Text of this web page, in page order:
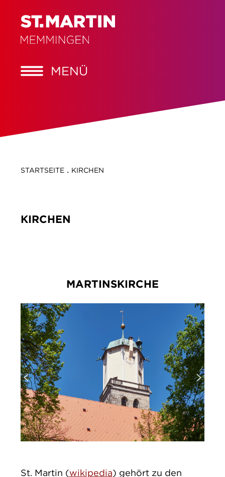
MENÜ
STARTSEITE. KIRCHEN
KIRCHEN
MARTINSKIRCHE
St. Martin (wikipedia) gehört zu den